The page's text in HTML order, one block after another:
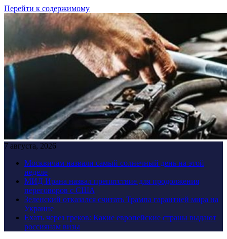
Перейти к содержимому
7 августа, 2026
Москвичам назвали самый солнечный день на этой
неделе
МИД Ирана назвал препятствие для продолжения
переговоров с США
Зеленский отказался считать Трампа гарантией мира на
Украине
Ехать через греков: Какие европейские страны выдают
россиянам визы